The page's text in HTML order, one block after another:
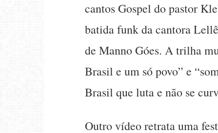
cantos Gospel do pastor
batida funk da cantora
de Manno Góes. A trilha
Brasil e um só povo” e
Brasil que luta e não se
Outro vídeo retrata uma